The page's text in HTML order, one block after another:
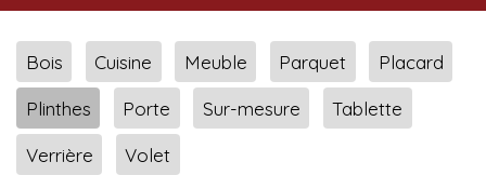
Bois Cuisine Meuble Parquet Placard
Plinthes Porte Sur-mesure Tablette
Verrière Volet